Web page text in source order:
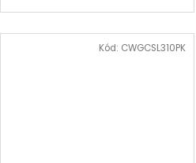
Kód: CWGCSL310PK